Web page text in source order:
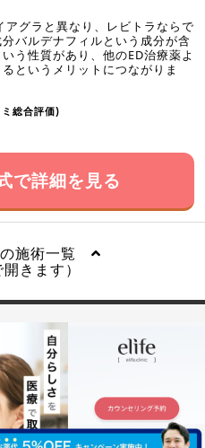
グラと異なり、レビトラならで
バルデナフィルという成分が含
う性質があり、他のED治療薬よ
というメリットにつながりま
総合評価)
で詳細を見る
施術一覧
きます）